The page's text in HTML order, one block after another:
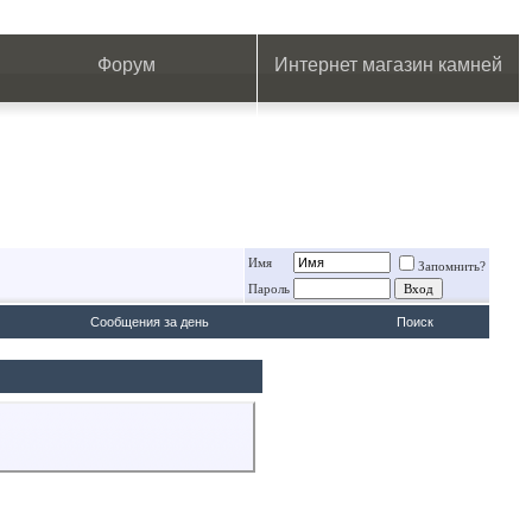
Форум Интернет магазин камней
Имя
Запомнить?
Пароль
Сообщения за день Поиск